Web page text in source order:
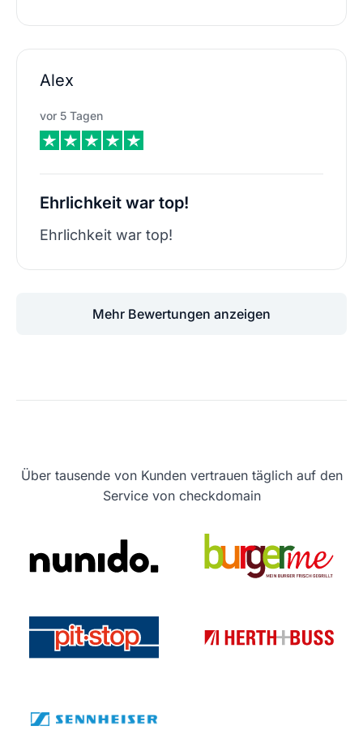
Alex
vor 5 Tagen
Ehrlichkeit war top!
Ehrlichkeit war top!
Mehr Bewertungen anzeigen
Über tausende von Kunden vertrauen täglich auf den
Service von checkdomain